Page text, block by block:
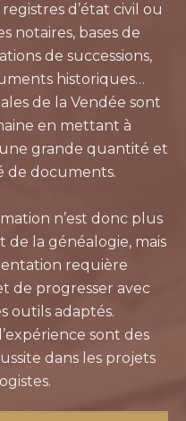
d’état civil ou
notaires, bases de
de successions,
historiques…
de la Vendée sont
en mettant à
grande quantité et
de documents.
n’est donc plus
la généalogie, mais
requière
de progresser avec
outils adaptés.
sont des
dans les projets